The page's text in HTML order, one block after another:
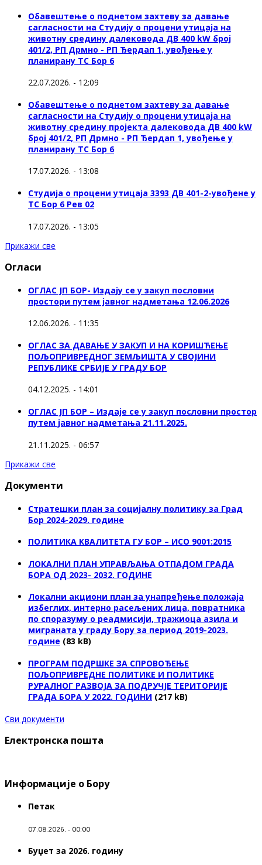
Обавештење о поднетом захтеву за давање
сагласности на Студију о процени утицаја на
животну средину далековода ДВ 400 kW број
401/2, РП Дрмно - РП Ђердап 1, увођење у
планирану ТС Бор 6
22.07.2026. - 12:09
Обавештење о поднетом захтеву за давање
сагласности на Студију о процени утицаја на
животну средину пројекта далековода ДВ 400 kW
број 401/2, РП Дрмно - РП Ђердап 1, увођење у
планирану ТС Бор 6
17.07.2026. - 13:08
Студија о процени утицаја 3393 ДВ 401-2-увођене у
ТС Бор 6 Рев 02
17.07.2026. - 13:05
Прикажи све
Огласи
ОГЛАС ЈП БОР- Издају се у закуп пословни
простори путем јавног надметања 12.06.2026
12.06.2026. - 11:35
ОГЛАС ЗА ДАВАЊЕ У ЗАКУП И НА КОРИШЋЕЊЕ
ПОЉОПРИВРЕДНОГ ЗЕМЉИШТА У СВОЈИНИ
РЕПУБЛИКЕ СРБИЈЕ У ГРАДУ БОР
04.12.2025. - 14:01
ОГЛАС ЈП БОР – Издаје се у закуп пословни простор
путем јавног надметања 21.11.2025.
21.11.2025. - 06:57
Прикажи све
Документи
Стратешки план за социјалну политику за Град
Бор 2024-2029. године
ПОЛИТИКА КВАЛИТЕТА ГУ БОР – ИСО 9001:2015
ЛОКАЛНИ ПЛАН УПРАВЉАЊА ОТПАДОМ ГРАДА
БОРА ОД 2023- 2032. ГОДИНЕ
Локални акциони план за унапређење положаја
избеглих, интерно расељених лица, повратника
по споразуму о реадмисији, тражиоца азила и
миграната у граду Бору за период 2019-2023.
године (83 kB)
ПРОГРАМ ПОДРШКЕ ЗА СПРОВОЂЕЊЕ
ПОЉОПРИВРЕДНЕ ПОЛИТИКЕ И ПОЛИТИКЕ
РУРАЛНОГ РАЗВОЈА ЗА ПОДРУЧЈЕ ТЕРИТОРИЈЕ
ГРАДА БОРА У 2022. ГОДИНИ (217 kB)
Сви документи
Електронска пошта
Информације о Бору
Петак
07.08.2026. - 00:00
Буџет за 2026. годину